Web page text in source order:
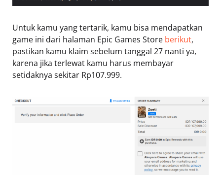
Untuk kamu yang tertarik, kamu bisa mendapatkan
game ini dari halaman Epic Games Store berikut,
pastikan kamu klaim sebelum tanggal 27 nanti ya,
karena jika terlewat kamu harus membayar
setidaknya sekitar Rp107.999.